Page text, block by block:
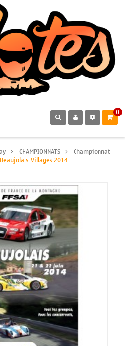
0
> CHAMPIONNATS > Championnat
Beaujolais-Villages 2014